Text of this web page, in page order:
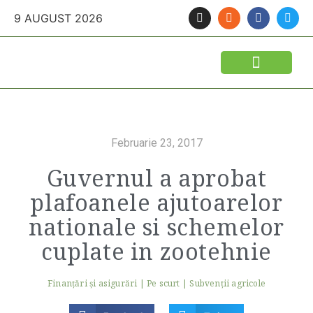
9 AUGUST 2026
Februarie 23, 2017
Guvernul a aprobat
plafoanele ajutoarelor
nationale si schemelor
cuplate in zootehnie
Finanţări şi asigurări |Pe scurt |Subvenții agricole